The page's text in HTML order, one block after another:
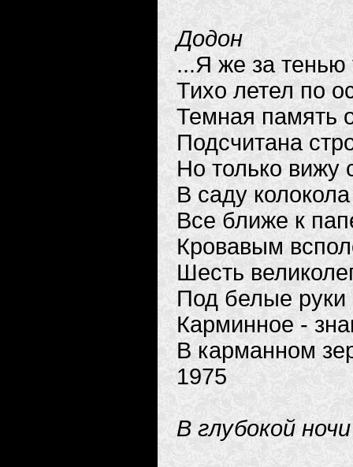
Додон
...Я же за тенью
Тихо летел по
Темная память
Подсчитана
Но только вижу
В саду колокола
Все ближе к
Кровавым
Шесть
Под белые руки
Карминное -
В карманном
1975
В глубокой ночи